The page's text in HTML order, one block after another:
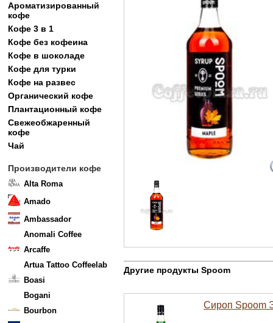
Ароматизированный
кофе
Кофе 3 в 1
Кофе без кофеина
Кофе в шоколаде
Кофе для турки
Кофе на развес
Органический кофе
Плантационный кофе
Свежеобжаренный
кофе
Чай
Производители кофе
Alta Roma
Amado
Ambassador
Anomali Coffee
Arcaffe
Artua Tattoo Coffeelab
Boasi
Bogani
Bourbon
Другие продукты Spoom
Сироп Spoom